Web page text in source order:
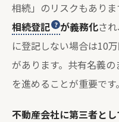
相続」のリスクもありま
相続登記
が義務化さ
に登記しない場合は10
があります。共有名義
を進めることが重要です。
不動産会社に第三者とし